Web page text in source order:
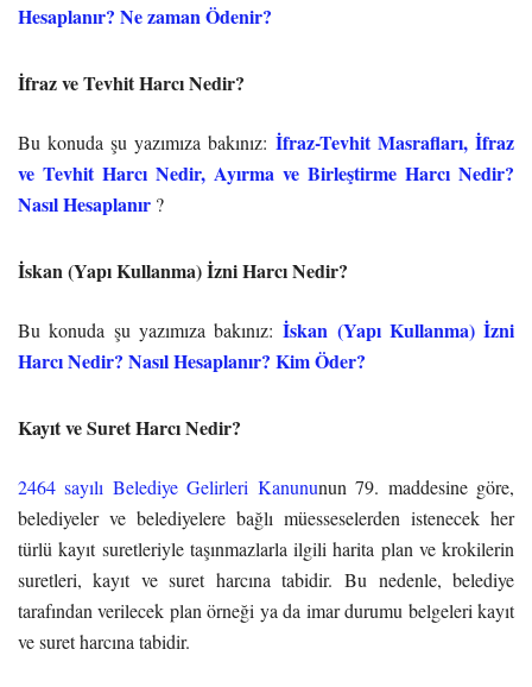
Hesaplanır? Ne zaman Ödenir?
İfraz ve Tevhit Harcı Nedir?
Bu konuda şu yazımıza bakınız: İfraz-Tevhit Masrafları, İfraz
ve Tevhit Harcı Nedir, Ayırma ve Birleştirme Harcı Nedir?
Nasıl Hesaplanır ?
İskan (Yapı Kullanma) İzni Harcı Nedir?
Bu konuda şu yazımıza bakınız:İskan (Yapı Kullanma) İzni
Harcı Nedir? Nasıl Hesaplanır? Kim Öder?
Kayıt ve Suret Harcı Nedir?
2464 sayılı Belediye Gelirleri Kanununun 79. maddesine göre,
belediyeler ve belediyelere bağlı müesseselerden istenecek her
türlü kayıt suretleriyle taşınmazlarla ilgili harita plan ve krokilerin
suretleri, kayıt ve suret harcına tabidir. Bu nedenle, belediye
tarafından verilecek plan örneği ya da imar durumu belgeleri kayıt
ve suret harcına tabidir.